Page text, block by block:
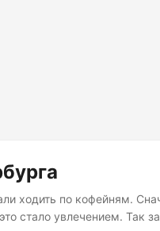
ходить по кофейням.
стало увлечением. Так